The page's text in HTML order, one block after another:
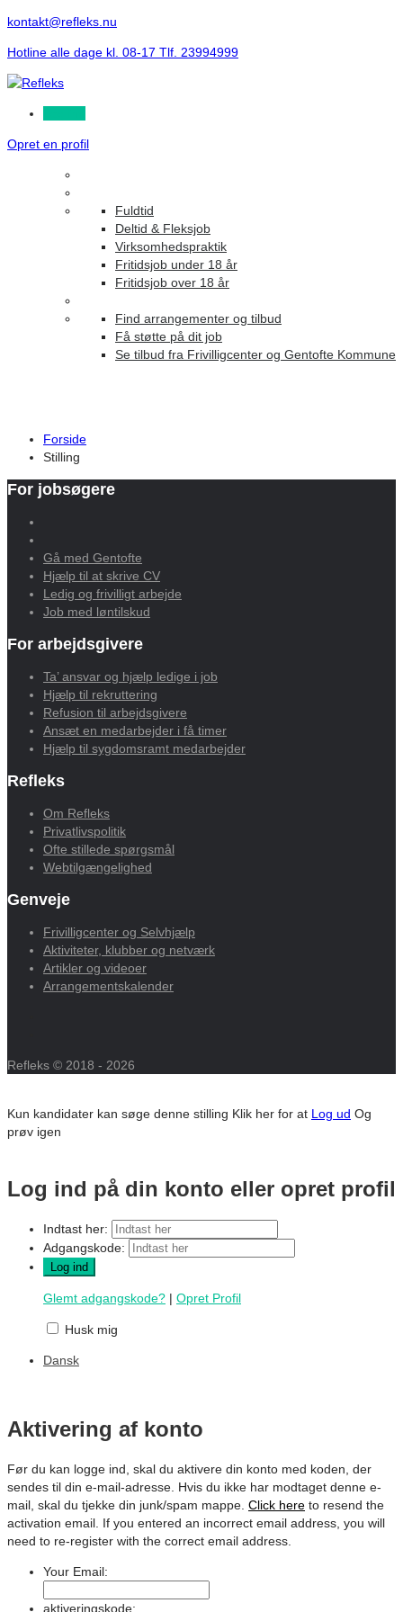
kontakt@refleks.nu
Hotline alle dage kl. 08-17 Tlf. 23994999
Opret en profil
Fuldtid
Deltid & Fleksjob
Virksomhedspraktik
Fritidsjob under 18 år
Fritidsjob over 18 år
Find arrangementer og tilbud
Få støtte på dit job
Se tilbud fra Frivilligcenter og Gentofte Kommune
Forside
Stilling
For jobsøgere
Gå med Gentofte
Hjælp til at skrive CV
Ledig og frivilligt arbejde
Job med løntilskud
For arbejdsgivere
Ta’ ansvar og hjælp ledige i job
Hjælp til rekruttering
Refusion til arbejdsgivere
Ansæt en medarbejder i få timer
Hjælp til sygdomsramt medarbejder
Refleks
Om Refleks
Privatlivspolitik
Ofte stillede spørgsmål
Webtilgængelighed
Genveje
Frivilligcenter og Selvhjælp
Aktiviteter, klubber og netværk
Artikler og videoer
Arrangementskalender
Refleks © 2018 - 2026
Kun kandidater kan søge denne stilling Klik her for at Log ud Og
prøv igen
Log ind på din konto eller opret profil
Indtast her:
Adgangskode:
Glemt adgangskode? | Opret Profil
Husk mig
Dansk
Aktivering af konto
Før du kan logge ind, skal du aktivere din konto med koden, der
sendes til din e-mail-adresse. Hvis du ikke har modtaget denne e-
mail, skal du tjekke din junk/spam mappe. Click here to resend the
activation email. If you entered an incorrect email address, you will
need to re-register with the correct email address.
Your Email:
aktiveringskode: